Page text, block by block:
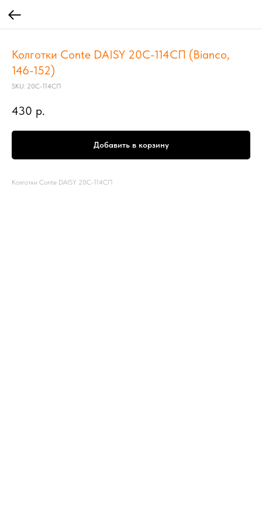
Колготки Conte DAISY 20С-114СП (Bianco,
146-152)
SKU: 20С-114СП
430 р.
Добавить в корзину
Колготки Conte DAISY 20С-114СП